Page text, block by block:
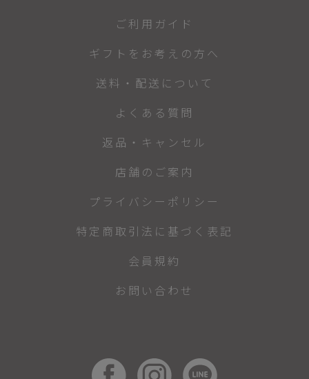
ご利用ガイド
ギフトをお考えの方へ
送料・配送について
よくある質問
返品・キャンセル
店舗のご案内
プライバシーポリシー
特定商取引法に基づく表記
会員規約
お問い合わせ